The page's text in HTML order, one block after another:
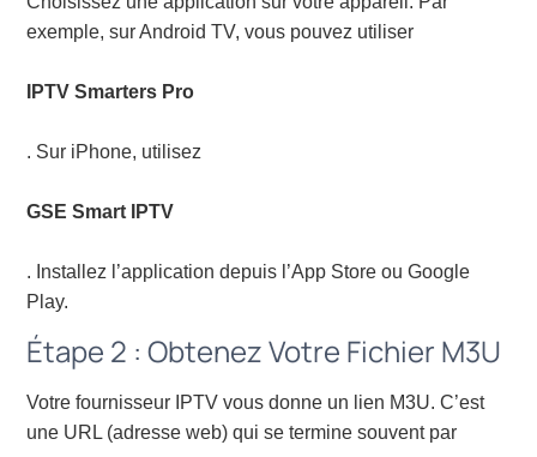
exemple, sur Android TV, vous pouvez utiliser
IPTV Smarters Pro
. Sur iPhone, utilisez
GSE Smart IPTV
. Installez l’application depuis l’App Store ou Google
Play.
Étape 2 : Obtenez Votre Fichier M3U
Votre fournisseur IPTV vous donne un lien M3U. C’est
une URL (adresse web) qui se termine souvent par